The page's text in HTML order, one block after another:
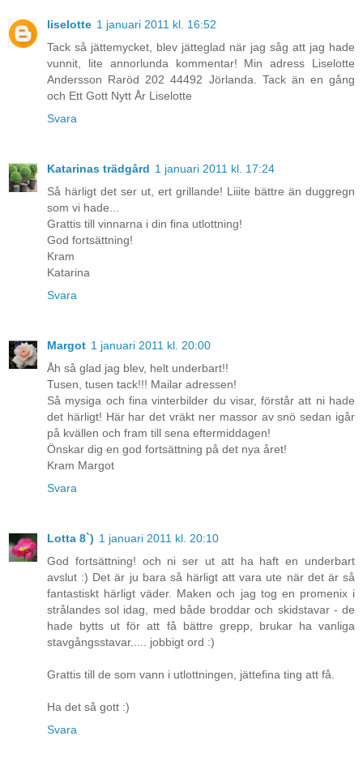
liselotte 1 januari 2011 kl. 16:52
Tack så jättemycket, blev jätteglad när jag såg att jag hade
vunnit, lite annorlunda kommentar! Min adress Liselotte
Andersson Raröd 202 44492 Jörlanda. Tack än en gång
och Ett Gott Nytt År Liselotte
Svara
Katarinas trädgård 1 januari 2011 kl. 17:24
Så härligt det ser ut, ert grillande! Liiite bättre än duggregn
som vi hade...
Grattis till vinnarna i din fina utlottning!
God fortsättning!
Kram
Katarina
Svara
Margot 1 januari 2011 kl. 20:00
Åh så glad jag blev, helt underbart!!
Tusen, tusen tack!!! Mailar adressen!
Så mysiga och fina vinterbilder du visar, förstår att ni hade
det härligt! Här har det vräkt ner massor av snö sedan igår
på kvällen och fram till sena eftermiddagen!
Önskar dig en god fortsättning på det nya året!
Kram Margot
Svara
Lotta 8`) 1 januari 2011 kl. 20:10
God fortsättning! och ni ser ut att ha haft en underbart
avslut :) Det är ju bara så härligt att vara ute när det är så
fantastiskt härligt väder. Maken och jag tog en promenix i
strålandes sol idag, med både broddar och skidstavar - de
hade bytts ut för att få bättre grepp, brukar ha vanliga
stavgångsstavar..... jobbigt ord :)
Grattis till de som vann i utlottningen, jättefina ting att få.
Ha det så gott :)
Svara